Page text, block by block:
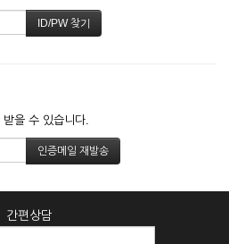
을 수 있습니다.
간편상담